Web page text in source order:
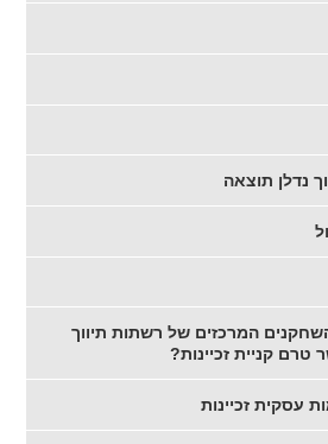
נדלן תוצאה
המרכזים של רשתות תיווך
קניית זכיינות?
עסקית זכיינות